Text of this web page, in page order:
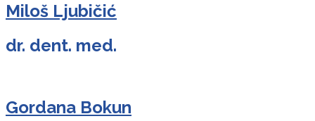
Miloš Ljubičić
dr. dent. med.
Gordana Bokun